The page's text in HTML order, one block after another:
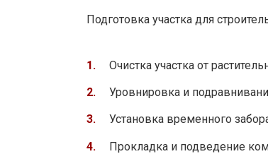
Подготовка участка для
Очистка участка от
Уровнировка и
Установка временного
Прокладка и подведение